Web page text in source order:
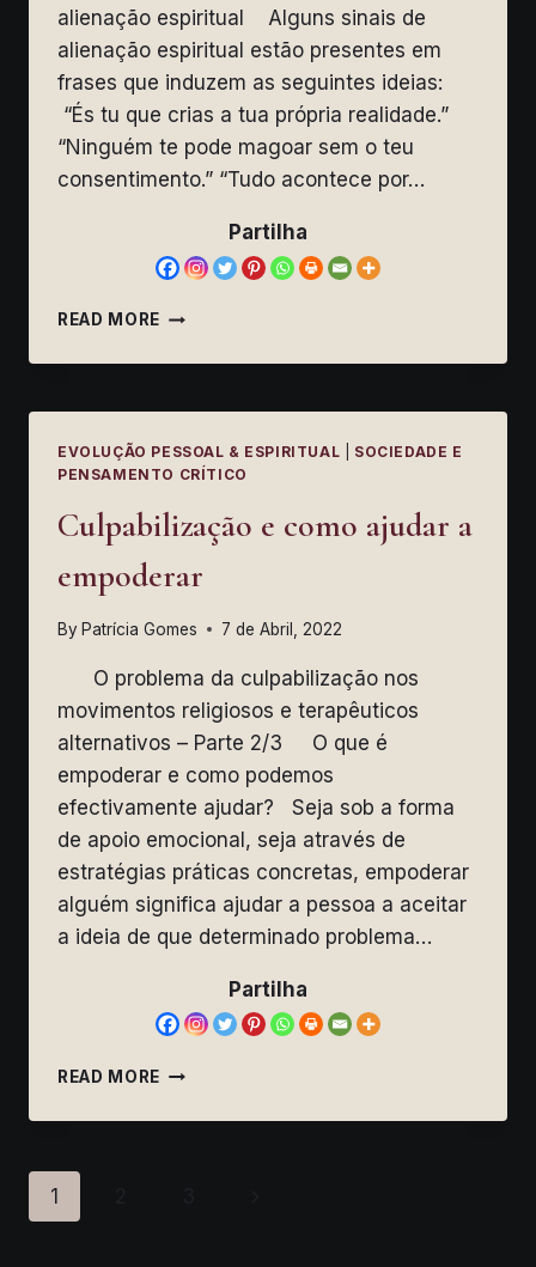
alienação espiritual Alguns sinais de
alienação espiritual estão presentes em
frases que induzem as seguintes ideias:
“És tu que crias a tua própria realidade.”
“Ninguém te pode magoar sem o teu
consentimento.” “Tudo acontece por…
Partilha
READ MORE O
DA
E
ALIENAÇÃO
EVOLUÇÃO PESSOAL & ESPIRITUAL
SOCIEDADE E
PENSAMENTO CRÍTICO
Culpabilização e como ajudar a
empoderar
By Patrícia Gomes 7 de Abril, 2022
O problema da culpabilização nos
movimentos religiosos e terapêuticos
alternativos – Parte 2/3 O que é
empoderar e como podemos
efectivamente ajudar? Seja sob a forma
de apoio emocional, seja através de
estratégias práticas concretas, empoderar
alguém significa ajudar a pessoa a aceitar
a ideia de que determinado problema…
Partilha
READ MORE CULPABILIZAÇÃO
COMO
Page
1